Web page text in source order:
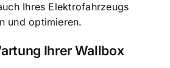
Ihres Elektrofahrzeugs
und optimieren.
Ihrer Wallbox